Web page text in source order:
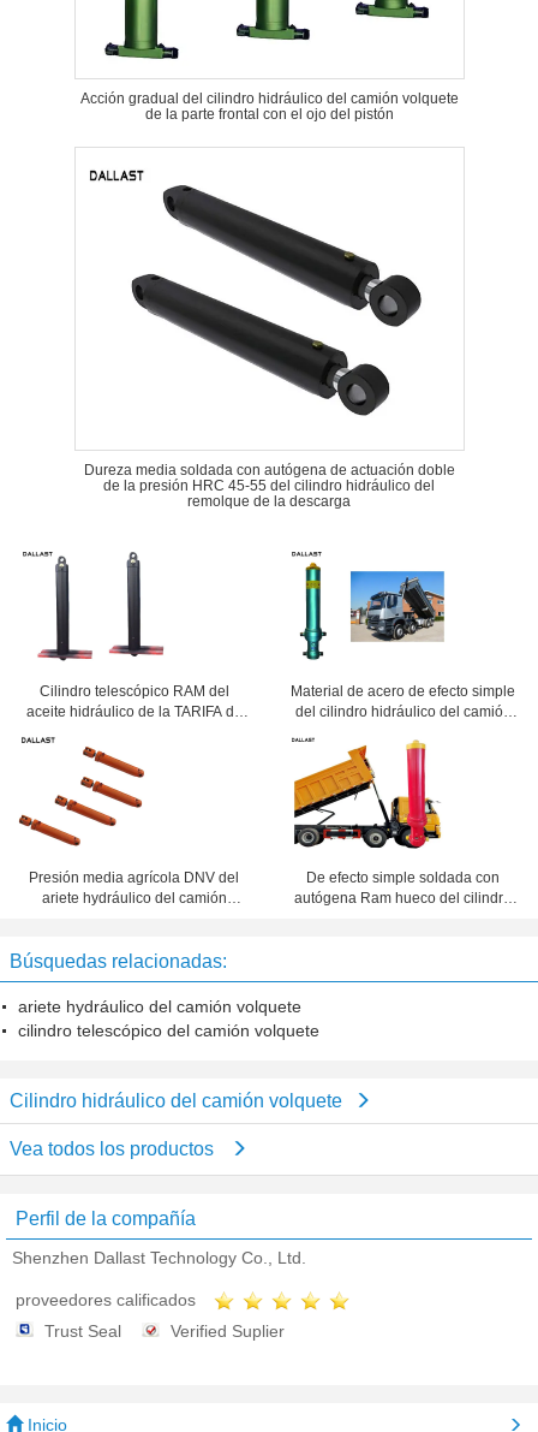
Acción gradual del cilindro hidráulico del camión volquete
de la parte frontal con el ojo del pistón
Dureza media soldada con autógena de actuación doble
de la presión HRC 45-55 del cilindro hidráulico del
remolque de la descarga
Cilindro telescópico RAM del
aceite hidráulico de la TARIFA de
volquete de la descarga
Material de acero de efecto simple
del cilindro hidráulico del camión
modificado para requisitos
particulares
Presión media agrícola DNV del
ariete hydráulico del camión
De efecto simple soldada con
autógena Ram hueco del cilindro
Búsquedas relacionadas:
ariete hydráulico del camión volquete
cilindro telescópico del camión volquete
Cilindro hidráulico del camión volquete
Vea todos los productos
Perfil de la compañía
Shenzhen Dallast Technology Co., Ltd.
proveedores calificados
Trust Seal
Verified Suplier
Inicio